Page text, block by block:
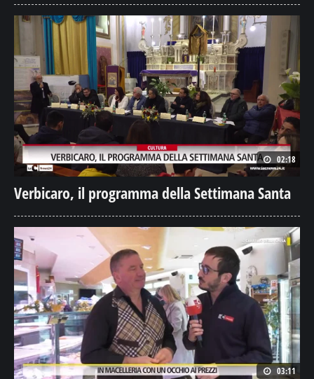
02:18
Verbicaro, il programma della Settimana Santa
03:11